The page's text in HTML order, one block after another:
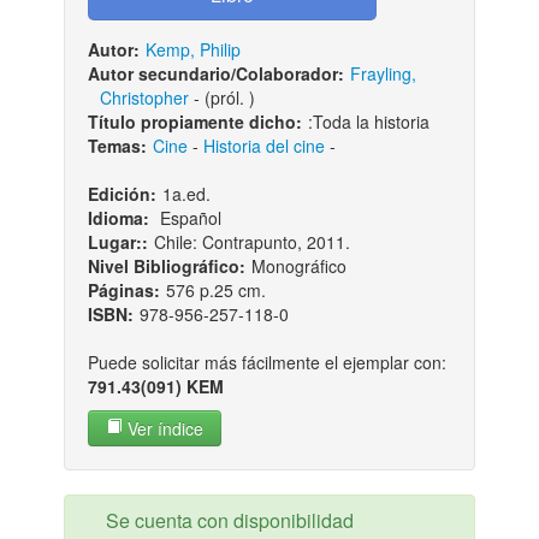
Autor: Kemp, Philip
Autor secundario/Colaborador: Frayling,
Christopher- (pról. )
Título propiamente dicho: :Toda la historia
Temas: Cine- Historia del cine-
Edición: 1a.ed.
Idioma: Español
Lugar:: Chile: Contrapunto, 2011.
Nivel Bibliográfico: Monográfico
Páginas: 576 p.25 cm.
ISBN: 978-956-257-118-0
Puede solicitar más fácilmente el ejemplar con:
791.43(091) KEM
Ver índice
Se cuenta con disponibilidad